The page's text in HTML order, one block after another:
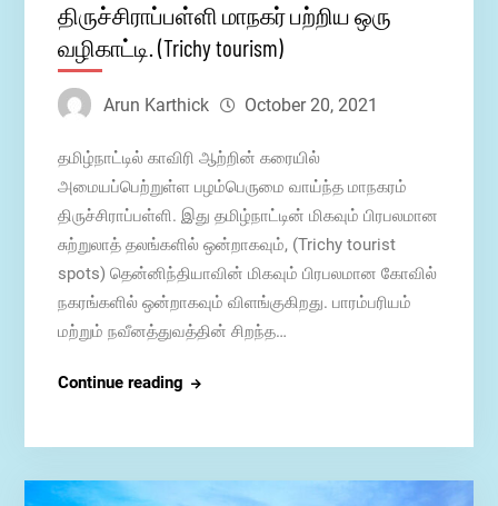
திருச்சிராப்பள்ளி மாநகர் பற்றிய ஒரு
வழிகாட்டி. (Trichy tourism)
Arun Karthick October 20, 2021
தமிழ்நாட்டில் காவிரி ஆற்றின் கரையில்
அமையப்பெற்றுள்ள பழம்பெருமை வாய்ந்த மாநகரம்
திருச்சிராப்பள்ளி. இது தமிழ்நாட்டின் மிகவும் பிரபலமான
சுற்றுலாத் தலங்களில் ஒன்றாகவும், (Trichy tourist
spots) தென்னிந்தியாவின் மிகவும் பிரபலமான கோவில்
நகரங்களில் ஒன்றாகவும் விளங்குகிறது. பாரம்பரியம்
மற்றும் நவீனத்துவத்தின் சிறந்த…
Continue readingதிருச்சிராப்பள்ளி
வழிகாட்டி.